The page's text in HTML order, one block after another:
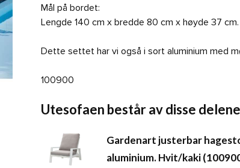
Mål på bordet:
Lengde 140 cm x bredde 80 cm x høyde 37 cm.
Dette settet har vi også i sort aluminium med
100900
Utesofaen består av disse
Gardenart justerbar
aluminium. Hvit/kaki